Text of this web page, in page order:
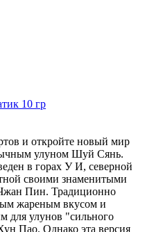
и откройте новый мир
улуном Шуй Сянь.
в горах ​У И, северной
своими знаменитыми
Пин.​ Традиционно
жареным вкусом и
для улунов "сильного
Пао. Однако эта версия